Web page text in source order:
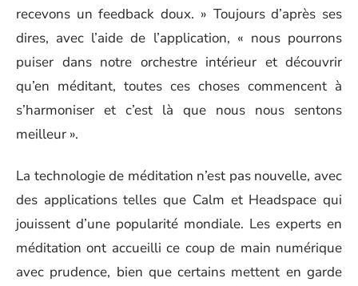
recevons un feedback doux. » Toujours d’après ses
dires, avec l’aide de l’application, « nous pourrons
puiser dans notre orchestre intérieur et découvrir
qu’en méditant, toutes ces choses commencent à
s’harmoniser et c’est là que nous nous sentons
meilleur ».
La technologie de méditation n’est pas nouvelle, avec
des applications telles que Calm et Headspace qui
jouissent d’une popularité mondiale. Les experts en
méditation ont accueilli ce coup de main numérique
avec prudence, bien que certains mettent en garde